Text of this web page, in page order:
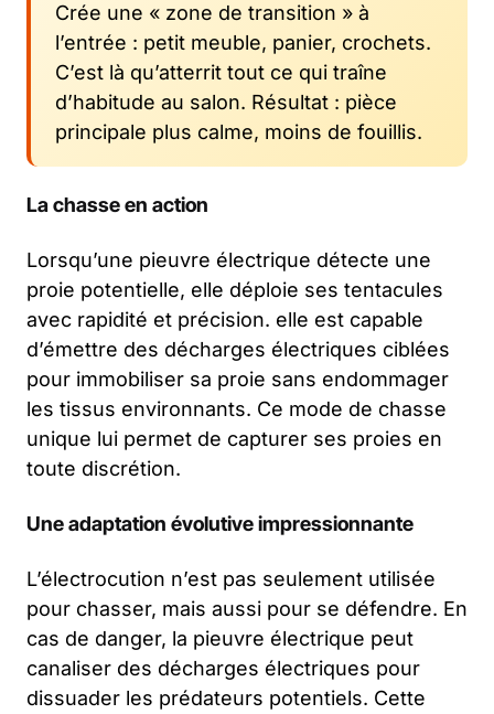
Crée une « zone de transition » à
l’entrée : petit meuble, panier, crochets.
C’est là qu’atterrit tout ce qui traîne
d’habitude au salon. Résultat : pièce
principale plus calme, moins de fouillis.
La chasse en action
Lorsqu’une pieuvre électrique détecte une
proie potentielle, elle déploie ses tentacules
avec rapidité et précision. elle est capable
d’émettre des décharges électriques ciblées
pour immobiliser sa proie sans endommager
les tissus environnants. Ce mode de chasse
unique lui permet de capturer ses proies en
toute discrétion.
Une adaptation évolutive impressionnante
L’électrocution n’est pas seulement utilisée
pour chasser, mais aussi pour se défendre. En
cas de danger, la pieuvre électrique peut
canaliser des décharges électriques pour
dissuader les prédateurs potentiels. Cette